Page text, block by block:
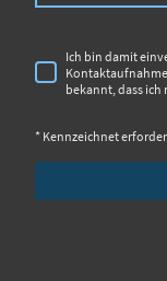
Ich bin damit
bekannt, dass
* Kennzeichnet